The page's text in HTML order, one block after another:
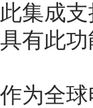
此集成支
具有此功
作为全